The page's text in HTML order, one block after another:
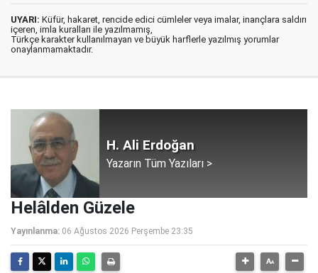
UYARI: Küfür, hakaret, rencide edici cümleler veya imalar, inançlara saldırı
içeren, imla kuralları ile yazılmamış,
Türkçe karakter kullanılmayan ve büyük harflerle yazılmış yorumlar
onaylanmamaktadır.
H. Ali Erdoğan
Yazarın Tüm Yazıları >
Helâlden Güzele
Yayınlanma: 06 Ağustos 2026 Perşembe 23:35